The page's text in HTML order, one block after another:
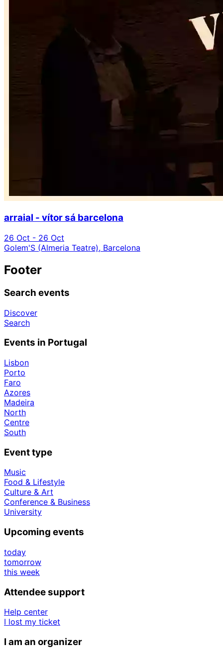
arraial - vítor sá barcelona
26 Oct - 26 Oct
Golem'S (Almeria Teatre), Barcelona
Footer
Search events
Discover
Search
Events in Portugal
Lisbon
Porto
Faro
Azores
Madeira
North
Centre
South
Event type
Music
Food & Lifestyle
Culture & Art
Conference & Business
University
Upcoming events
today
tomorrow
this week
Attendee support
Help center
I lost my ticket
I am an organizer